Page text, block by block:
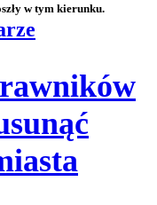
w tym kierunku.